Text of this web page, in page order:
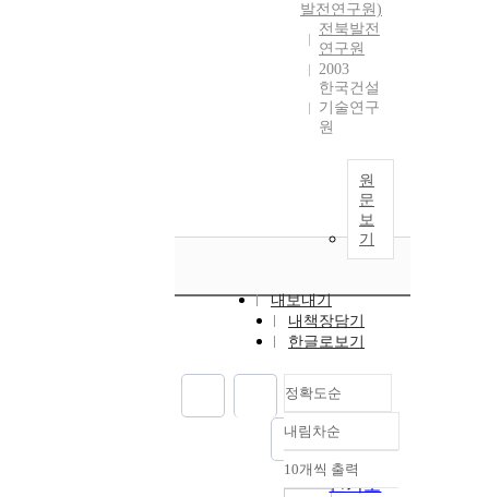
발전연구원)
전북발전
연구원
2003
한국건설
기술연구
원
원
문
보
기
내보내기
내책장담기
한글로보기
정확도순
정확도
순
인기도
내림차순
내림차순
10개씩 출력